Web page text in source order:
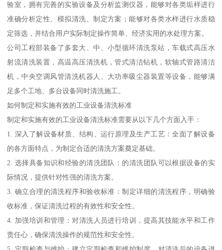
验室，拥有完善的实验设备及分析监测仪器，能够对各类垢样进行
准确分析定性、模拟清洗、制定方案；能够对各类水样进行水质稳
定筛选，并结合用户实际制定操作简单、经济实用的水处理方案。
公司工程部装备了多套大、中、小型循环清洗泵站，车载式高压水
射流清洗装置，高温高压清洗机，管式清洁钻机，软轴式管路清洁
机，中央空调风管清洗机器人、大功率吸尘器装置等设备，能够满
足多个工地、多台设备同时清洗施工。
如何制定和实施有效的工业设备清洗标准
制定和实施有效的工业设备清洗标准需要从以下几个方面入手：
1. 深入了解设备材质、结构、运行原理及生产工艺：全面了解设备
的各方面特点，为制定合适的清洗方案奠定基础。
2. 选择具备知识和经验的清洗团队：的清洗团队可以根据设备的实
际情况，提供针对性强的清洗方案。
3. 确立合理的清洗程序和验收标准：制定详细的清洗程序，明确验
收标准，保证清洗过程的有效性和安全性。
4. 加强培训和管理：对清洗人员进行培训，提高其技能水平和工作
责任心，确保清洗操作的规范性和安全性。